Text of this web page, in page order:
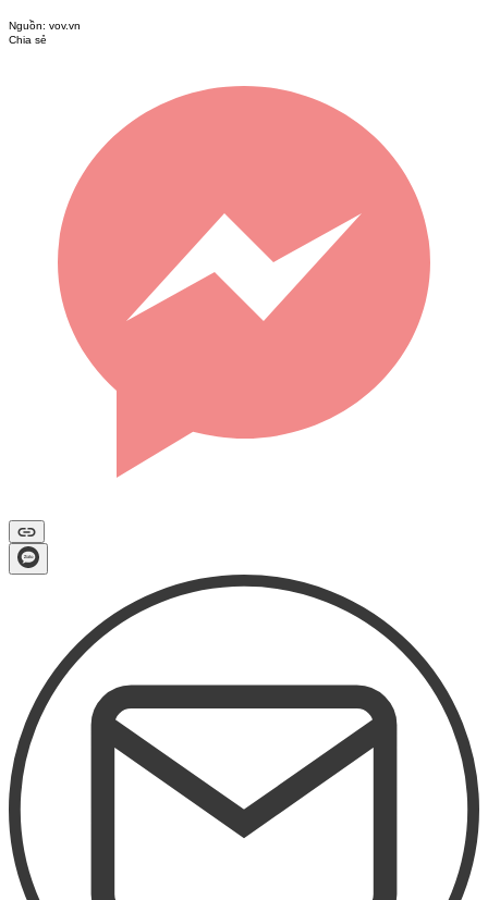
Nguồn: vov.vn
Chia sẻ